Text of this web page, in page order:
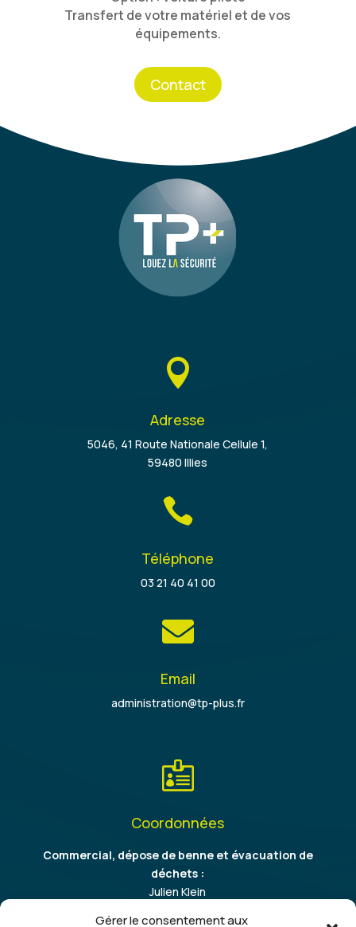
Gérer le consentement aux
Transfert de votre matériel et de vos
équipements.
Contact

Adresse
5046, 41 Route Nationale Cellule 1,
59480 Illies

Téléphone
03 21 40 41 00

Email
administration@tp-plus.fr

Coordonnées
Commercial, dépose de benne et évacuation de
déchets :
Julien Klein